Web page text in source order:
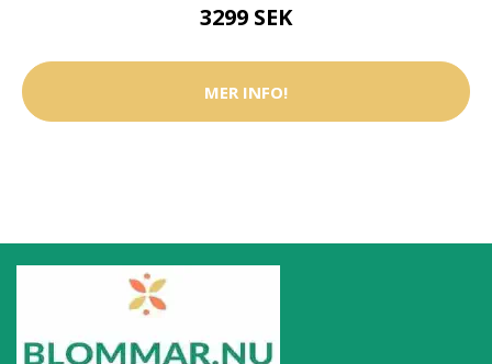
3299 SEK
MER INFO!